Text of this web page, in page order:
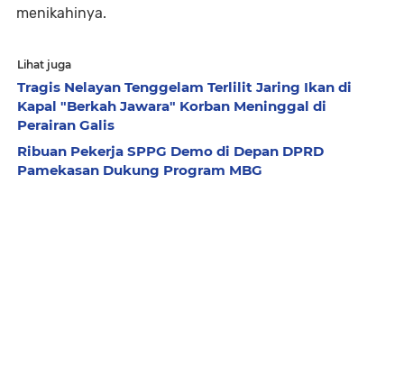
menikahinya.
Lihat juga
Tragis Nelayan Tenggelam Terlilit Jaring Ikan di
Kapal "Berkah Jawara" Korban Meninggal di
Perairan Galis
Ribuan Pekerja SPPG Demo di Depan DPRD
Pamekasan Dukung Program MBG